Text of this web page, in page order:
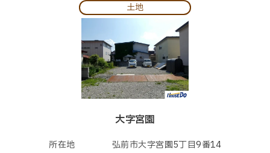
土地
大字宮園
所在地
弘前市大字宮園5丁目9番14